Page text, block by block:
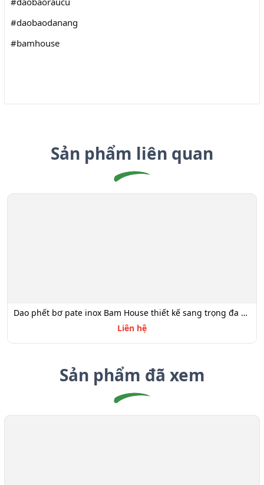
#daobaodanang
#bamhouse
Sản phẩm liên quan
Dao phết bơ pate inox Bam House thiết kế sang trọng đa năng cao cấp DPB01
Liên hệ
Sản phẩm đã xem